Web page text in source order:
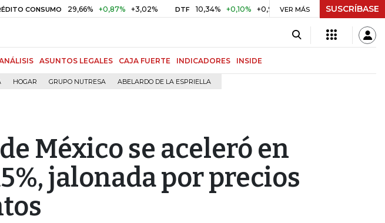
29,66% +0,87% +3,02% DTF 10,34% +0,10% +0,98% UVR $ 417,01 +$ 0,05 +0,01%
VER MÁS SUSCRÍBASE
ASUNTOS LEGALES CAJA FUERTE INDICADORES INSIDE
HOGAR GRUPO NUTRESA ABELARDO DE LA ESPRIELLA
México se aceleró en
jalonada por precios